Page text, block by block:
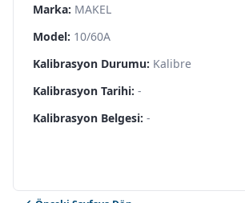
Marka: MAKEL
Model: 10/60A
Kalibrasyon Durumu: Kalibre
Kalibrasyon Tarihi: -
Kalibrasyon Belgesi: -